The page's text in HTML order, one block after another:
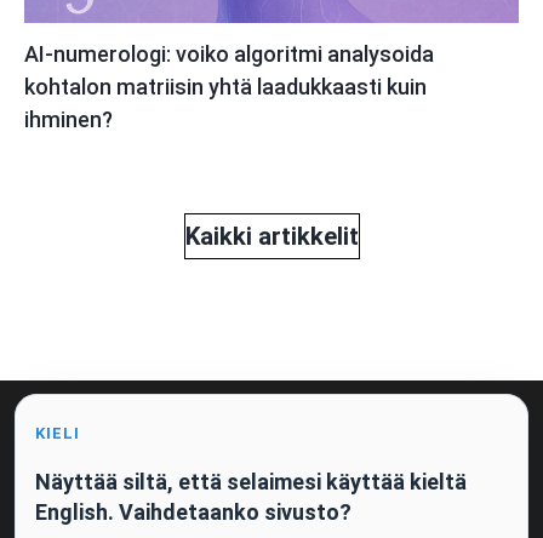
AI-numerologi: voiko algoritmi analysoida
kohtalon matriisin yhtä laadukkaasti kuin
ihminen?
Kaikki artikkelit
KIELI
Näyttää siltä, että selaimesi käyttää kieltä
English. Vaihdetaanko sivusto?